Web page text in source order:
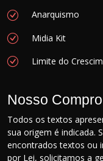
Anarquismo
Midia Kit
Limite do
Nosso
Todos os textos
sua origem é indicada.
encontrados textos ou
por Lei, solicitamos a